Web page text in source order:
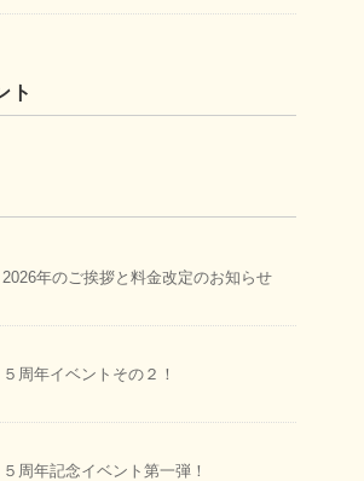
ト
2026年のご挨拶と料金改定のお知らせ
５周年イベントその２！
５周年記念イベント第一弾！